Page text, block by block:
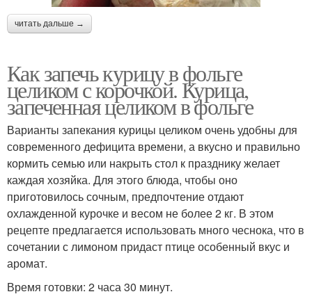
читать дальше →
Как запечь курицу в фольге
целиком с корочкой. Курица,
запеченная целиком в фольге
Варианты запекания курицы целиком очень удобны для
современного дефицита времени, а вкусно и правильно
кормить семью или накрыть стол к празднику желает
каждая хозяйка. Для этого блюда, чтобы оно
приготовилось сочным, предпочтение отдают
охлажденной курочке и весом не более 2 кг. В этом
рецепте предлагается использовать много чеснока, что в
сочетании с лимоном придаст птице особенный вкус и
аромат.
Время готовки: 2 часа 30 минут.